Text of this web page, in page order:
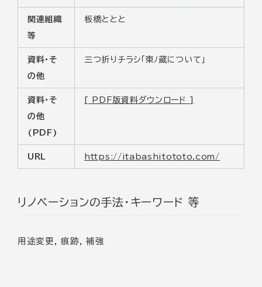
関連組織
等
板橋ととと
資料・そ
の他
三つ折りチラシ「東ﾉ蔵について」
資料・そ
の他
(PDF)
[ PDF版資料ダウンロード ]
URL https://itabashitototo.com/
リノベーションの手法・キーワード 等
用途変更, 痕跡, 補強